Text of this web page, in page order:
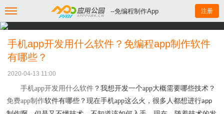
--免编程制作App 注册
手机app开发用什么软件？免编程app制作软件
有哪些？
2020-04-13 11:00
手机app开发用什么软件 ？我想开发一个app大概需要哪些技术？
免费app制作软件有哪些？现在手机app这么火，很多人都想进行app